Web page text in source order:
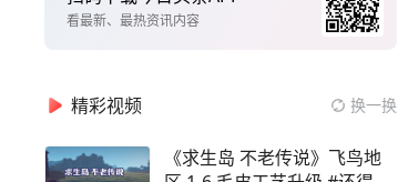
看最新、最热资讯内容
精彩视频 换一换
《求生岛 不老传说》飞鸟地